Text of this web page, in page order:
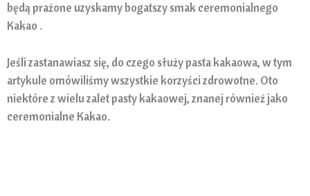
będą prażone uzyskamy bogatszy smak ceremonialnego
Kakao .
Jeśli zastanawiasz się, do czego służy pasta kakaowa, w tym
artykule omówiliśmy wszystkie korzyści zdrowotne. Oto
niektóre z wielu zalet pasty kakaowej, znanej również jako
ceremonialne Kakao.